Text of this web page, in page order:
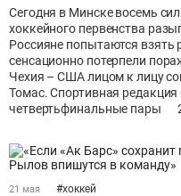
Сегодня в Минске восемь
хоккейного первенства
Россияне попытаются взять
сенсационно потерпели
Чехия – США лицом к лицу
Томас. Спортивная
четвертьфинальные пары
21 мая #хоккей